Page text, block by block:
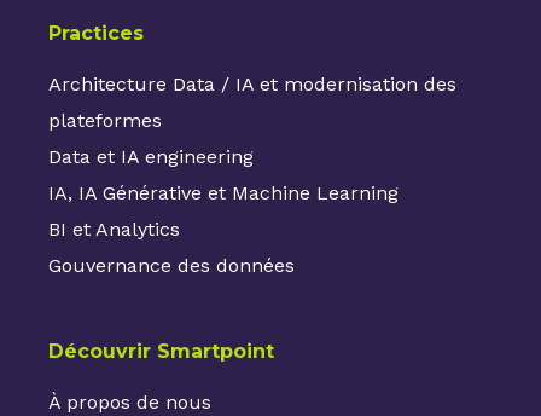
Practices
Architecture Data / IA et modernisation des
plateformes
Data et IA engineering
IA, IA Générative et Machine Learning
BI et Analytics
Gouvernance des données
Découvrir Smartpoint
À propos de nous